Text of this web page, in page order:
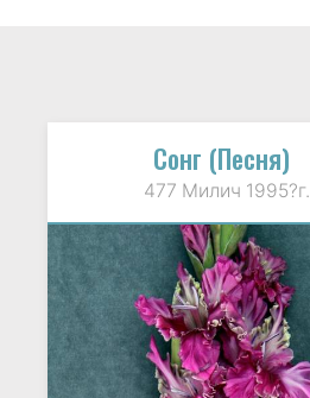
Сонг (Песня)
477 Милич 1995?г.